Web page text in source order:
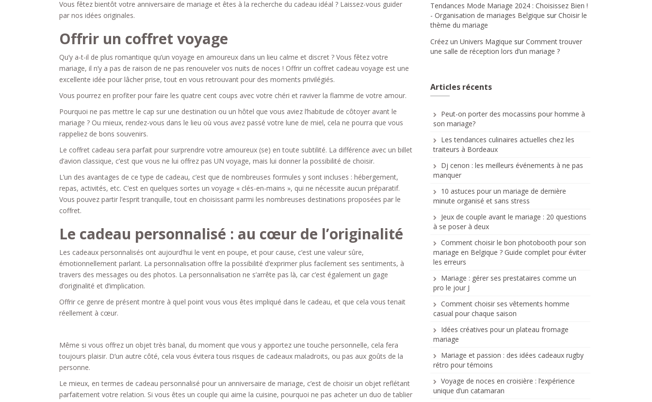
Vous fêtez bientôt votre anniversaire de mariage et êtes à la recherche du cadeau idéal ? Laissez-vous guider
par nos idées originales.
Offrir un coffret voyage
Qu’y a-t-il de plus romantique qu’un voyage en amoureux dans un lieu calme et discret ? Vous fêtez votre
mariage, il n’y a pas de raison de ne pas renouveler vos nuits de noces ! Offrir un coffret cadeau voyage est une
excellente idée pour lâcher prise, tout en vous retrouvant pour des moments privilégiés.
Vous pourrez en profiter pour faire les quatre cent coups avec votre chéri et raviver la flamme de votre amour.
Pourquoi ne pas mettre le cap sur une destination ou un hôtel que vous aviez l’habitude de côtoyer avant le
mariage ? Ou mieux, rendez-vous dans le lieu où vous avez passé votre lune de miel, cela ne pourra que vous
rappeliez de bons souvenirs.
Le coffret cadeau sera parfait pour surprendre votre amoureux (se) en toute subtilité. La différence avec un billet
d’avion classique, c’est que vous ne lui offrez pas UN voyage, mais lui donner la possibilité de choisir.
L’un des avantages de ce type de cadeau, c’est que de nombreuses formules y sont incluses : hébergement,
repas, activités, etc. C’est en quelques sortes un voyage « clés-en-mains », qui ne nécessite aucun préparatif.
Vous pouvez partir l’esprit tranquille, tout en choisissant parmi les nombreuses destinations proposées par le
coffret.
Le cadeau personnalisé : au cœur de l’originalité
Les cadeaux personnalisés ont aujourd’hui le vent en poupe, et pour cause, c’est une valeur sûre,
émotionnellement parlant. La personnalisation offre la possibilité d’exprimer plus facilement ses sentiments, à
travers des messages ou des photos. La personnalisation ne s’arrête pas là, car c’est également un gage
d’originalité et d’implication.
Offrir ce genre de présent montre à quel point vous vous êtes impliqué dans le cadeau, et que cela vous tenait
réellement à cœur.
Même si vous offrez un objet très banal, du moment que vous y apportez une touche personnelle, cela fera
toujours plaisir. D’un autre côté, cela vous évitera tous risques de cadeaux maladroits, ou pas aux goûts de la
personne.
Le mieux, en termes de cadeau personnalisé pour un anniversaire de mariage, c’est de choisir un objet reflétant
parfaitement votre relation. Si vous êtes un couple qui aime la cuisine, pourquoi ne pas acheter un duo de tablier
Tendances Mode Mariage 2024 : Choisissez Bien !
- Organisation de mariages Belgique sur Choisir le
thème du mariage
Créez un Univers Magique sur Comment trouver
une salle de réception lors d’un mariage ?
Articles récents
Peut-on porter des mocassins pour homme à
son mariage?
Les tendances culinaires actuelles chez les
traiteurs à Bordeaux
Dj cenon : les meilleurs événements à ne pas
manquer
10 astuces pour un mariage de dernière
minute organisé et sans stress
Jeux de couple avant le mariage : 20 questions
à se poser à deux
Comment choisir le bon photobooth pour son
mariage en Belgique ? Guide complet pour éviter
les erreurs
Mariage : gérer ses prestataires comme un
pro le jour J
Comment choisir ses vêtements homme
casual pour chaque saison
Idées créatives pour un plateau fromage
mariage
Mariage et passion : des idées cadeaux rugby
rétro pour témoins
Voyage de noces en croisière : l’expérience
unique d’un catamaran